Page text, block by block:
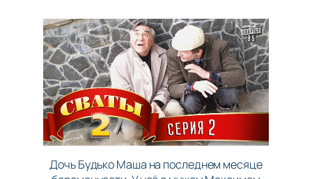
Дочь Будько Маша на последнем месяце